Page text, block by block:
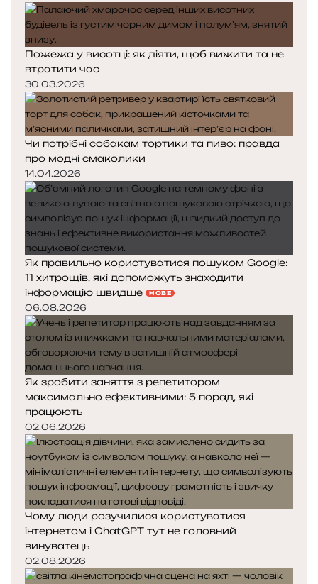
Пожежа у висотці: як діяти, щоб вижити та не
втратити час
30.03.2026
Чи потрібні собакам тортики та пиво: правда
про модні смаколики
14.04.2026
Як правильно користуватися пошуком Google:
11 хитрощів, які допоможуть знаходити
інформацію швидше
НОВЕ
06.08.2026
Як зробити заняття з репетитором
максимально ефективними: 5 порад, які
працюють
02.06.2026
Чому люди розучилися користуватися
інтернетом і ChatGPT тут не головний
винуватець
02.08.2026